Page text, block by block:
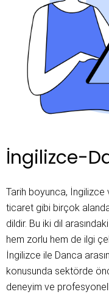
İngilizce-
Tarih boyunca, İngilizce
ticaret gibi birçok
dildir. Bu iki dil
hem zorlu hem de ilgi
İngilizce ile Danca
konusunda sektörde
deneyim ve